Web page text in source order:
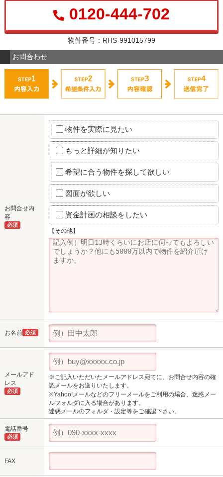
0120-444-702
物件番号：RHS-991015799
お問合わせ
お問合せ内
容
必須
物件を実際に見たい
もっと詳細が知りたい
希望に合う物件を探して欲しい
図面が欲しい
資金計画の相談をしたい
【その他】
お名前 必須
メールアド
レス
必須
※ご記入いただいたメールアドレス宛てに、お問合せ内容の確
認メールをお送りいたします。
※Yahoo!メールなどのフリーメールをご利用の場合、迷惑メー
ルフォルダに入る場合があります。
迷惑メールのフォルダ・設定等をご確認下さい。
電話番号
必須
FAX